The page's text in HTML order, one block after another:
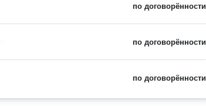
по договорённости
по договорённости
по договорённости